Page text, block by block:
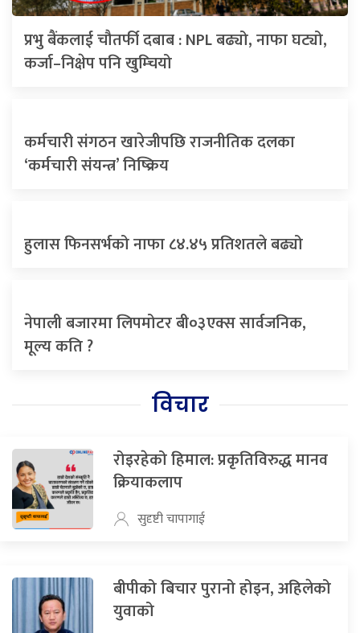
प्रभु बैंकलाई चौतर्फी दबाब : NPL बढ्यो, नाफा घट्यो,
कर्जा–निक्षेप पनि खुम्चियो
कर्मचारी संगठन खारेजीपछि राजनीतिक दलका
‘कर्मचारी संयन्त्र’ निष्क्रिय
हुलास फिनसर्भको नाफा ८४.४५ प्रतिशतले बढ्यो
नेपाली बजारमा लिपमोटर बी०३एक्स सार्वजनिक,
मूल्य कति ?
विचार
रोइरहेको हिमाल: प्रकृतिविरुद्ध मानव
क्रियाकलाप
सुदृष्टी चापागाई
बीपीको बिचार पुरानो होइन, अहिलेको
युवाको